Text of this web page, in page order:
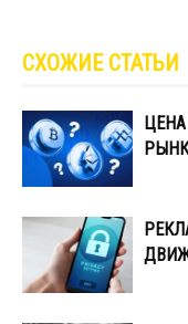
СХОЖИЕ СТАТЬИ